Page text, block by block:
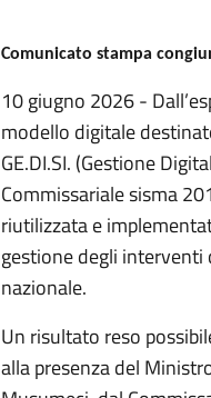
Comunicato stampa
10 giugno 2026 -
modello digitale
GE.DI.SI. (Gestione
Commissariale sisma
riutilizzata e
gestione degli
nazionale.
Un risultato reso
alla presenza del